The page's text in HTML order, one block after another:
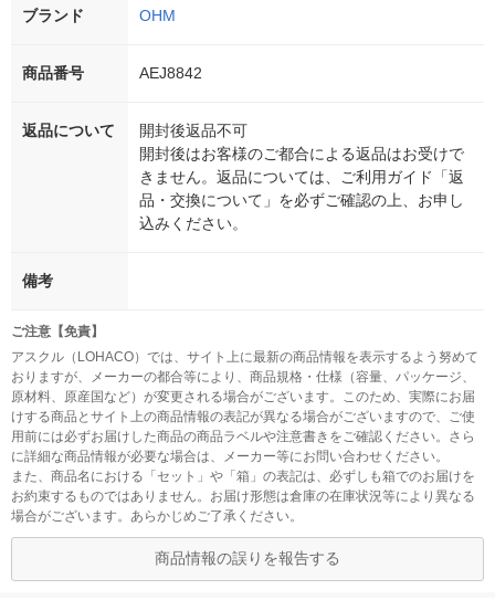
ブランド OHM
商品番号 AEJ8842
返品について
開封後返品不可
開封後はお客様のご都合による返品はお受けで
きません。返品については、ご利用ガイド「返
品・交換について」を必ずご確認の上、お申し
込みください。
備考
ご注意【免責】
アスクル（LOHACO）では、サイト上に最新の商品情報を表示するよう努めて
おりますが、メーカーの都合等により、商品規格・仕様（容量、パッケージ、
原材料、原産国など）が変更される場合がございます。このため、実際にお届
けする商品とサイト上の商品情報の表記が異なる場合がございますので、ご使
用前には必ずお届けした商品の商品ラベルや注意書きをご確認ください。さら
に詳細な商品情報が必要な場合は、メーカー等にお問い合わせください。
また、商品名における「セット」や「箱」の表記は、必ずしも箱でのお届けを
お約束するものではありません。お届け形態は倉庫の在庫状況等により異なる
場合がございます。あらかじめご了承ください。
商品情報の誤りを報告する